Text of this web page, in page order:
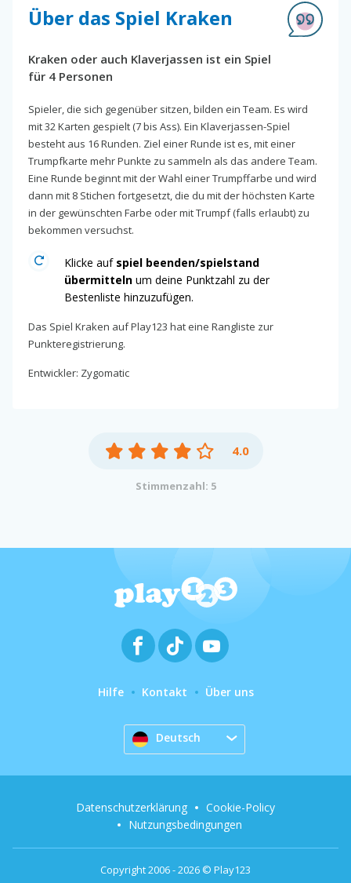
Über das Spiel Kraken
Kraken oder auch Klaverjassen ist ein Spiel
für 4 Personen
Spieler, die sich gegenüber sitzen, bilden ein Team. Es wird
mit 32 Karten gespielt (7 bis Ass). Ein Klaverjassen-Spiel
besteht aus 16 Runden. Ziel einer Runde ist es, mit einer
Trumpfkarte mehr Punkte zu sammeln als das andere Team.
Eine Runde beginnt mit der Wahl einer Trumpffarbe und wird
dann mit 8 Stichen fortgesetzt, die du mit der höchsten Karte
in der gewünschten Farbe oder mit Trumpf (falls erlaubt) zu
bekommen versuchst.
Klicke auf spiel beenden/spielstand
übermitteln um deine Punktzahl zu der
Bestenliste hinzuzufügen.
Das Spiel Kraken auf Play123 hat eine Rangliste zur
Punkteregistrierung.
Entwickler: Zygomatic
4.0
Stimmenzahl: 5
Hilfe Kontakt Über uns
Deutsch
Copyright 2006 - 2026 © Play123
Datenschutzerklärung
Cookie-Policy
Nutzungsbedingungen